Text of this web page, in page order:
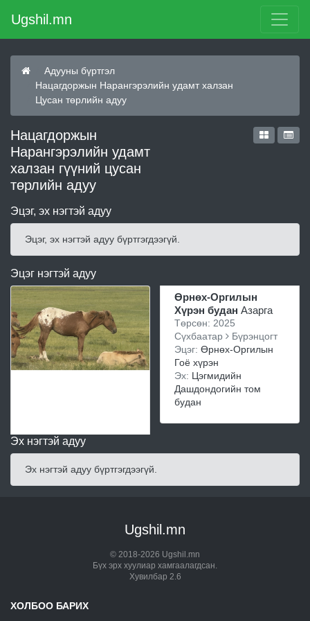
Ugshil.mn
Адууны бүртгэл
Нацагдоржын Нарангэрэлийн удамт халзан
Цусан төрлийн адуу
Нацагдоржын
Нарангэрэлийн удамт
халзан гүүний цусан
төрлийн адуу
Эцэг, эх нэгтэй адуу
Эцэг, эх нэгтэй адуу бүртгэгдээгүй.
Эцэг нэгтэй адуу
Өрнөх-Оргилын
Хүрэн будан Азарга
Төрсөн: 2025
Сүхбаатар
Бүрэнцогт
Эцэг: Өрнөх-Оргилын
Гоё хүрэн
Эх: Цэгмидийн
Дашдондогийн том
будан
Эх нэгтэй адуу
Эх нэгтэй адуу бүртгэгдээгүй.
Ugshil.mn
© 2018-2026 Ugshil.mn
Бүх эрх хуулиар хамгаалагдсан.
Хувилбар 2.6
ХОЛБОО БАРИХ